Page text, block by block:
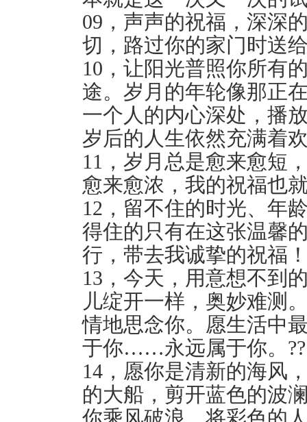
09，声声的祝福，深深
切，路过你的家门时送
10，让阳光普照你所有
途。岁月的年轮像那正
一个人的内心深处，播
岁后的人生依然充满着
11，岁月总是愈来愈短
愈来愈浓，我的祝福也
12，留不住的时光、年
得住的只有在这张温馨
行，带去我诚挚的祝福
13，今天，用意想不到
儿绽开一样，奥妙难测
情地思念你。愿生活中
于你……永远属于你。??
14，愿你是清新的海风
的大船，剪开蓝色的波
你乘风破浪，将彩色的